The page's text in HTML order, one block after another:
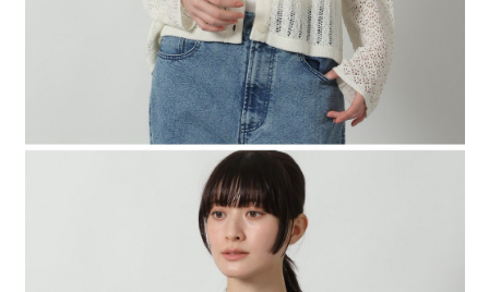
３．未成年的使用者請事先徵得法定代理人或監護人之同意方可使用
「AFTEE先享後付」，若未經同意申辦者引起之損失，本公司不負相關責
４．使用「AFTEE先享後付」時，將依據個別帳號之用戶狀況，依本公司即
時審查核予不同之上限額度；若仍有額度不足之情形，本公司將視審查結果
請求用戶進行身份認證。
５．嚴禁一人註冊多個帳號或使用他人資訊註冊。若發現惡意使用之情形，
恩沛科技股份有限公司將有權停止該用戶之使用額度並採取法律行動。